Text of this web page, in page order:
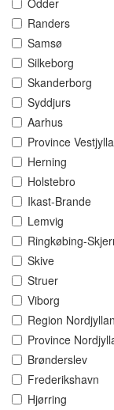
Odder
Randers
Samsø
Silkeborg
Skanderborg
Syddjurs
Aarhus
Province
Herning
Holstebro
Ikast-Brande
Lemvig
Ringkøbing-
Skive
Struer
Viborg
Region
Province
Brønderslev
Frederikshavn
Hjørring